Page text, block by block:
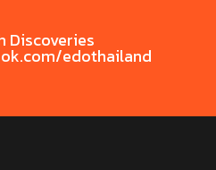
Discoveries
edothailand